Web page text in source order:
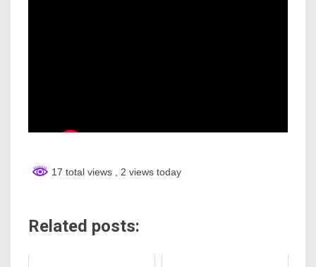
17 total views , 2 views today
Related posts: